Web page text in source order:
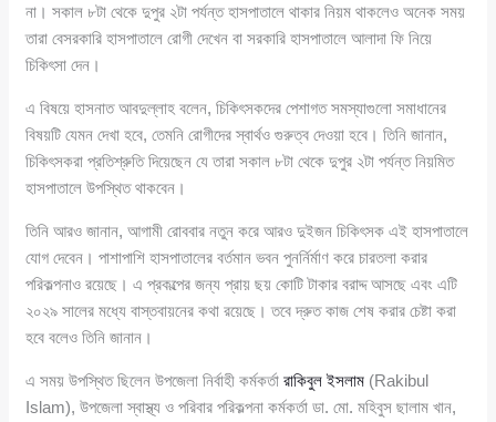
না। সকাল ৮টা থেকে দুপুর ২টা পর্যন্ত হাসপাতালে থাকার নিয়ম থাকলেও অনেক সময়
তারা বেসরকারি হাসপাতালে রোগী দেখেন বা সরকারি হাসপাতালে আলাদা ফি নিয়ে
চিকিৎসা দেন।
এ বিষয়ে হাসনাত আবদুল্লাহ বলেন, চিকিৎসকদের পেশাগত সমস্যাগুলো সমাধানের
বিষয়টি যেমন দেখা হবে, তেমনি রোগীদের স্বার্থও গুরুত্ব দেওয়া হবে। তিনি জানান,
চিকিৎসকরা প্রতিশ্রুতি দিয়েছেন যে তারা সকাল ৮টা থেকে দুপুর ২টা পর্যন্ত নিয়মিত
হাসপাতালে উপস্থিত থাকবেন।
তিনি আরও জানান, আগামী রোববার নতুন করে আরও দুইজন চিকিৎসক এই হাসপাতালে
যোগ দেবেন। পাশাপাশি হাসপাতালের বর্তমান ভবন পুনর্নির্মাণ করে চারতলা করার
পরিকল্পনাও রয়েছে। এ প্রকল্পের জন্য প্রায় ছয় কোটি টাকার বরাদ্দ আসছে এবং এটি
২০২৯ সালের মধ্যে বাস্তবায়নের কথা রয়েছে। তবে দ্রুত কাজ শেষ করার চেষ্টা করা
হবে বলেও তিনি জানান।
এ সময় উপস্থিত ছিলেন উপজেলা নির্বাহী কর্মকর্তারাকিবুল ইসলাম (Rakibul
Islam), উপজেলা স্বাস্থ্য ও পরিবার পরিকল্পনা কর্মকর্তা ডা. মো. মহিবুস ছালাম খান,